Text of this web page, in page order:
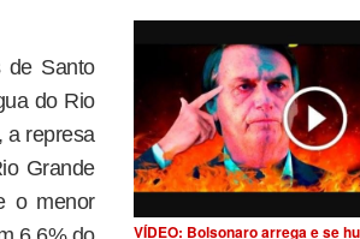
de Santo
do Rio
a represa
Grande
o menor
VÍDEO: Bolsonaro arrega e se